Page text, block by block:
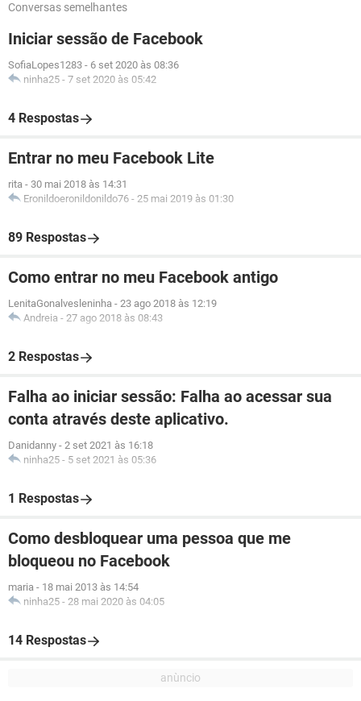
Conversas semelhantes
Iniciar sessão de Facebook
SofiaLopes1283 - 6 set 2020 às 08:36
ninha25 - 7 set 2020 às 05:42
4 Respostas
Entrar no meu Facebook Lite
rita - 30 mai 2018 às 14:31
Eronildoeronildonildo76 - 25 mai 2019 às 01:30
89 Respostas
Como entrar no meu Facebook antigo
LenitaGonalvesleninha - 23 ago 2018 às 12:19
Andreia - 27 ago 2018 às 08:43
2 Respostas
Falha ao iniciar sessão: Falha ao acessar sua
conta através deste aplicativo.
Danidanny - 2 set 2021 às 16:18
ninha25 - 5 set 2021 às 05:36
1 Respostas
Como desbloquear uma pessoa que me
bloqueou no Facebook
maria - 18 mai 2013 às 14:54
ninha25 - 28 mai 2020 às 04:05
14 Respostas